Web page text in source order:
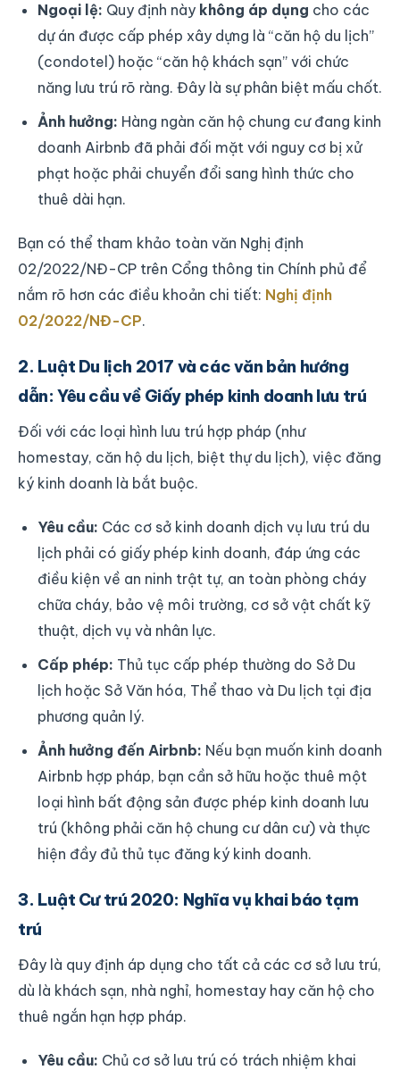
Ngoại lệ: Quy định này không áp dụng cho các
dự án được cấp phép xây dựng là “căn hộ du lịch”
(condotel) hoặc “căn hộ khách sạn” với chức
năng lưu trú rõ ràng. Đây là sự phân biệt mấu chốt.
Ảnh hưởng: Hàng ngàn căn hộ chung cư đang kinh
doanh Airbnb đã phải đối mặt với nguy cơ bị xử
phạt hoặc phải chuyển đổi sang hình thức cho
thuê dài hạn.
Bạn có thể tham khảo toàn văn Nghị định
02/2022/NĐ-CP trên Cổng thông tin Chính phủ để
nắm rõ hơn các điều khoản chi tiết: Nghị định
02/2022/NĐ-CP.
2. Luật Du lịch 2017 và các văn bản hướng
dẫn: Yêu cầu về Giấy phép kinh doanh lưu trú
Đối với các loại hình lưu trú hợp pháp (như
homestay, căn hộ du lịch, biệt thự du lịch), việc đăng
ký kinh doanh là bắt buộc.
Yêu cầu: Các cơ sở kinh doanh dịch vụ lưu trú du
lịch phải có giấy phép kinh doanh, đáp ứng các
điều kiện về an ninh trật tự, an toàn phòng cháy
chữa cháy, bảo vệ môi trường, cơ sở vật chất kỹ
thuật, dịch vụ và nhân lực.
Cấp phép: Thủ tục cấp phép thường do Sở Du
lịch hoặc Sở Văn hóa, Thể thao và Du lịch tại địa
phương quản lý.
Ảnh hưởng đến Airbnb: Nếu bạn muốn kinh doanh
Airbnb hợp pháp, bạn cần sở hữu hoặc thuê một
loại hình bất động sản được phép kinh doanh lưu
trú (không phải căn hộ chung cư dân cư) và thực
hiện đầy đủ thủ tục đăng ký kinh doanh.
3. Luật Cư trú 2020: Nghĩa vụ khai báo tạm
trú
Đây là quy định áp dụng cho tất cả các cơ sở lưu trú,
dù là khách sạn, nhà nghỉ, homestay hay căn hộ cho
thuê ngắn hạn hợp pháp.
Yêu cầu: Chủ cơ sở lưu trú có trách nhiệm khai